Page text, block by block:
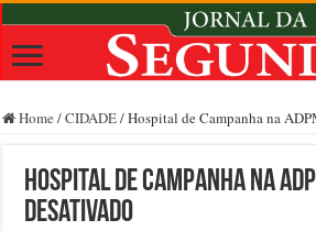
Home /CIDADE/Hospital de Campanha na
Hospital de Campanha na
desativado